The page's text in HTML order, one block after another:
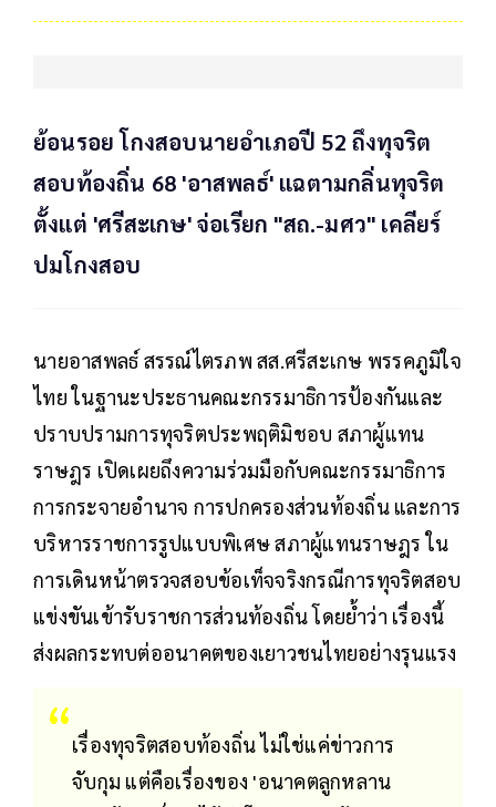
ย้อนรอย โกงสอบนายอำเภอปี 52 ถึงทุจริต
สอบท้องถิ่น 68 'อาสพลธ์' แฉตามกลิ่นทุจริต
ตั้งแต่ 'ศรีสะเกษ' จ่อเรียก "สถ.-มศว" เคลียร์
ปมโกงสอบ
นายอาสพลธ์ สรรณ์ไตรภพ สส.ศรีสะเกษ พรรคภูมิใจ
ไทย ในฐานะประธานคณะกรรมาธิการป้องกันและ
ปราบปรามการทุจริตประพฤติมิชอบ สภาผู้แทน
ราษฎร เปิดเผยถึงความร่วมมือกับคณะกรรมาธิการ
การกระจายอำนาจ การปกครองส่วนท้องถิ่น และการ
บริหารราชการรูปแบบพิเศษ สภาผู้แทนราษฎร ใน
การเดินหน้าตรวจสอบข้อเท็จจริงกรณีการทุจริตสอบ
แข่งขันเข้ารับราชการส่วนท้องถิ่น โดยย้ำว่า เรื่องนี้
ส่งผลกระทบต่ออนาคตของเยาวชนไทยอย่างรุนแรง
เรื่องทุจริตสอบท้องถิ่น ไม่ใช่แค่ข่าวการ
จับกุม แต่คือเรื่องของ 'อนาคตลูกหลาน